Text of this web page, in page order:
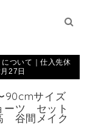
ついて｜仕入先休
27日
90cmサイズ
ーツ セット
谷間メイク